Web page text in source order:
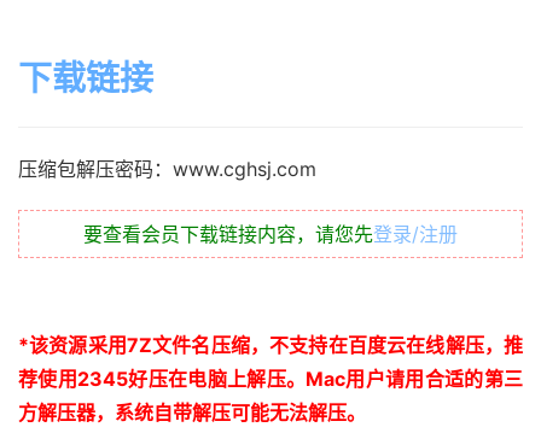
下载链接
压缩包解压密码：www.cghsj.com
要查看会员下载链接内容，请您先登录/注册
*该资源采用7Z文件名压缩，不支持在百度云在线解压，推
荐使用2345好压在电脑上解压。 Mac用户请用合适的第三
方解压器，系统自带解压可能无法解压。